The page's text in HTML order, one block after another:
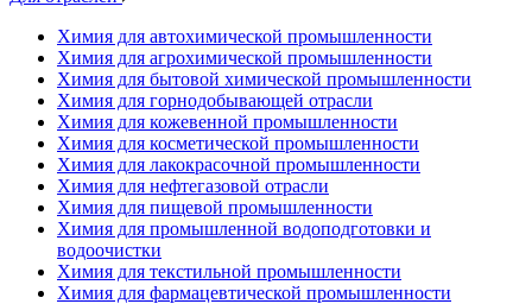
Химия для автохимической промышленности
Химия для агрохимической промышленности
Химия для бытовой химической промышленности
Химия для горнодобывающей отрасли
Химия для кожевенной промышленности
Химия для косметической промышленности
Химия для лакокрасочной промышленности
Химия для нефтегазовой отрасли
Химия для пищевой промышленности
Химия для промышленной водоподготовки и
водоочистки
Химия для текстильной промышленности
Химия для фармацевтической промышленности